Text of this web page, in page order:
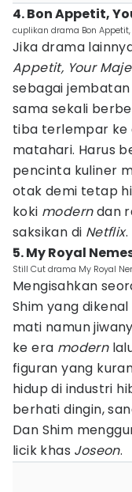
4. Bon Appetit,
cuplikan drama Bon
Jika drama
Appetit, Your
sebagai
sama sekali
tiba terlempar ke
matahari. Harus
pencinta kuliner
otak demi tetap
koki moderndan
saksikan di Netflix.
5. My Royal
Still Cut drama My Royal
Mengisahkan
Shim yang
mati namun
ke era modern
figuran yang
hidup di industri
berhati dingin,
Dan Shim
licik khas Joseon.